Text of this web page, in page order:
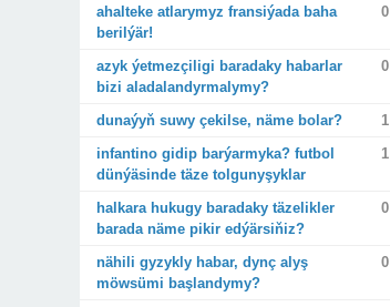
ahalteke atlarymyz fransiýada baha
berilýär!
0
azyk ýetmezçiligi baradaky habarlar
bizi aladalandyrmalymy?
0
dunaýyň suwy çekilse, näme bolar?
1
infantino gidip barýarmyka? futbol
dünýäsinde täze tolgunyşyklar
1
halkara hukugy baradaky täzelikler
barada näme pikir edýärsiňiz?
0
nähili gyzykly habar, dynç alyş
möwsümi başlandymy?
0